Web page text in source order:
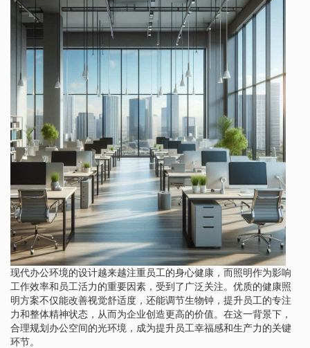
现代办公环境的设计越来越注重员工的身心健康，而照明作为影响
工作效率和员工活力的重要因素，受到了广泛关注。优质的健康照
明方案不仅能改善视觉舒适度，还能调节生物钟，提升员工的专注
力和整体精神状态，从而为企业创造更高的价值。在这一背景下，
合理规划办公空间的光环境，成为提升员工幸福感和生产力的关键
环节。